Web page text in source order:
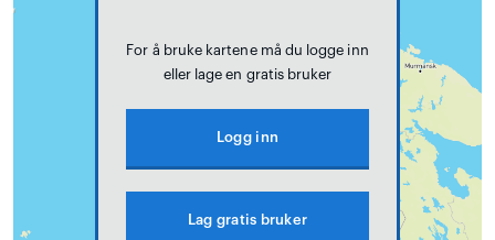
For å bruke kartene må du logge inn
eller lage en gratis bruker
Logg inn
Lag gratis bruker